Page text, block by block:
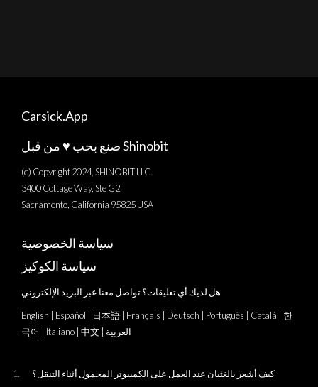
Carsick.App
صنع بحب ♥️ من قبل Shinobit
(c) Copyright 2024, SHINOBIT LLC.
3400 Cottage Way, Ste G2
Sacramento, California 95825 USA
سياسة الخصوصية
سياسة الكوكيز
هل لديك أي تعليقات؟ تواصل معنا عبر البريد الإلكتروني
English Español 日本語 Français Deutsch Português Català
한
국어
Italiano |中文 العربية
كيف أشعر بالغثيان عند العمل على الكمبيوتر المحمول أثناء التنقل؟